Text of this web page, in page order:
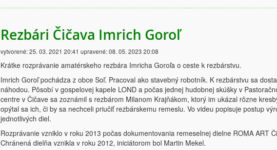
Rezbári Čičava Imrich Goroľ
vytvorené:25. 03. 2021 20:41 upravené:08. 05. 2023 20:08
Krátke rozprávanie amatérskeho rezbára Imricha Goroľa o ceste k rezbárstvu.
Imrich Goroľ pochádza z obce Soľ. Pracoval ako stavebný robotník. K rezbárstvu sa
náhodou. Pôsobí v gospelovej kapele LOND a počas jednej hudobnej skúšky v
centre v Čičave sa zoznámil s rezbárom Milanom Krajňákom, ktorý im ukázal rôzne
opýtal sa ich, či by sa nechceli priučiť rezbárskemu remeslu. Vo videu popisuje postup
jednotlivých diel.
Rozprávanie vzniklo v roku 2013 počas dokumentovania remeselnej dielne ROMA ART
Chránená dielňa vznikla v roku 2012, iniciátorom bol Martin Mekel.